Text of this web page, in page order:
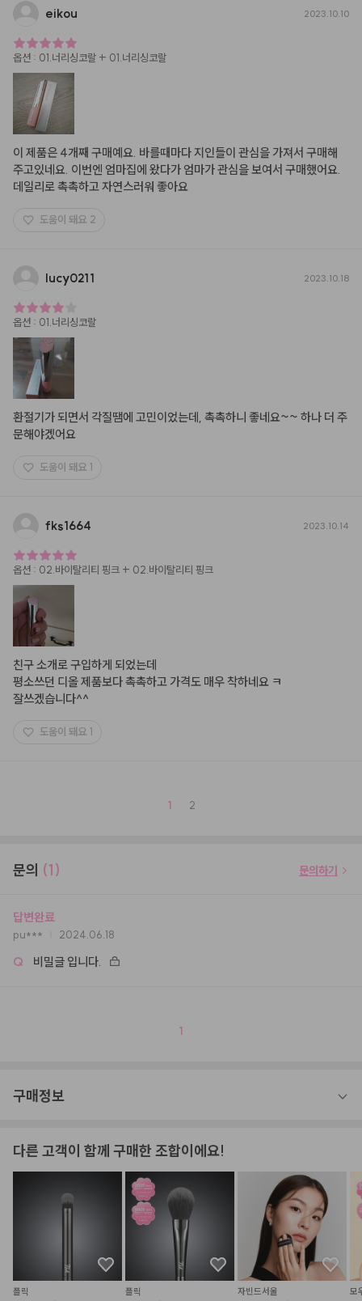
eikou 2023.10.10
옵션 : 01.너리싱코랄 + 01.너리싱코랄
이 제품은 4개째 구매예요. 바를때마다 지인들이 관심을 가져서 구매해
주고있네요. 이번엔 엄마집에 왔다가 엄마가 관심을 보여서 구매했어요.
데일리로 촉촉하고 자연스러워 좋아요
도움이 돼요 2
lucy0211 2023.10.18
옵션 : 01.너리싱코랄
환절기가 되면서 각질땜에 고민이었는데, 촉촉하니 좋네요~~ 하나 더 주
문해야겠어요
도움이 돼요 1
fks1664 2023.10.14
옵션 : 02.바이탈리티 핑크 + 02.바이탈리티 핑크
친구 소개로 구입하게 되었는데
평소쓰던 디올 제품보다 촉촉하고 가격도 매우 착하네요 ㅋ
잘쓰겠습니다^^
도움이 돼요 1
1 2
문의 (1) 문의하기
답변완료
pu*** 2024.06.18
Q 비밀글 입니다.
1
구매정보
다른 고객이 함께 구매한 조합이에요!
플릭 플릭 자빈드서울 모